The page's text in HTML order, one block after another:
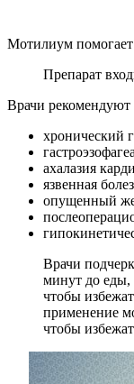
Мотилиум помогает
Препарат
Врачи рекомендуют
хронический
ахалазия
язвенная
опущенный
Врачи
минут до еды,
чтобы
применение
чтобы